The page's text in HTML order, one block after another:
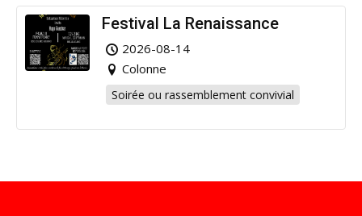
Festival La Renaissance
2026-08-14
Colonne
Soirée ou rassemblement convivial